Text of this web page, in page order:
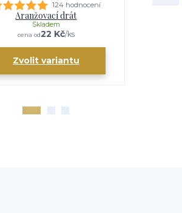
124 hodnocení
Aranžovací drát
cena od22 Kč/ks
Skladem
Zvolit variantu